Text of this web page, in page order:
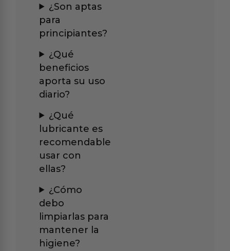
¿Son aptas
para
principiantes?
¿Qué
beneficios
aporta su uso
diario?
¿Qué
lubricante es
recomendable
usar con
ellas?
¿Cómo
debo
limpiarlas para
mantener la
higiene?